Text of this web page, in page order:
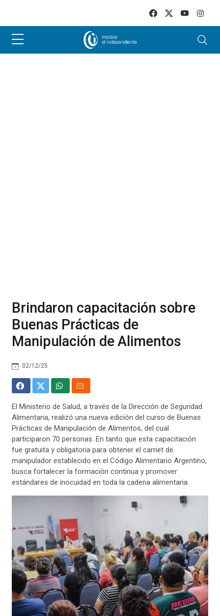
Brindaron capacitación sobre
Buenas Prácticas de
Manipulación de Alimentos
02/12/25
El Ministerio de Salud, a través de la Dirección de Seguridad
Alimentaria, realizó una nueva edición del curso de Buenas
Prácticas de Manipulación de Alimentos, del cual
participaron 70 personas. En tanto que esta capacitación
fue gratuita y obligatoria para obtener el carnet de
manipulador establecido en el Código Alimentario Argentino,
busca fortalecer la formación continua y promover
estándares de inocuidad en toda la cadena alimentaria.